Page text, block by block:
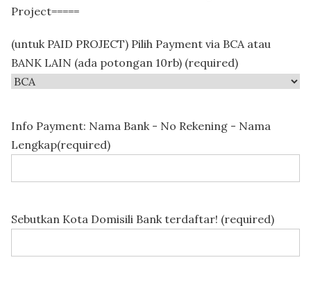
Project=====
(untuk PAID PROJECT) Pilih Payment via BCA atau
BANK LAIN (ada potongan 10rb) (required)
Info Payment: Nama Bank - No Rekening - Nama
Lengkap(required)
Sebutkan Kota Domisili Bank terdaftar! (required)